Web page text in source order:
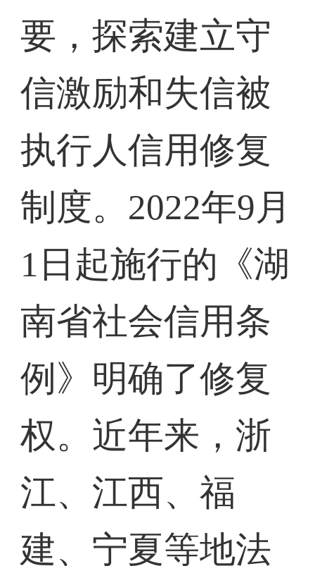
要，探索建立守
信激励和失信被
执行人信用修复
制度。2022年9月
1日起施行的《湖
南省社会信用条
例》明确了修复
权。近年来，浙
江、江西、福
建、宁夏等地法